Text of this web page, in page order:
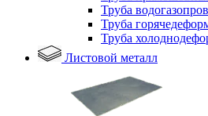
Труба
Труба
Труба
Листовой металл